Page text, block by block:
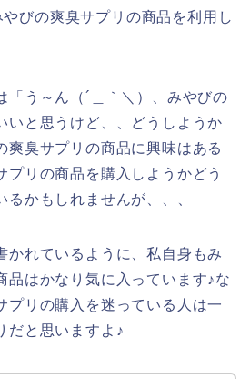
びの爽臭サプリの商品を利用し
「う～ん（´＿｀＼）、みやびの
いと思うけど、、どうしようか
爽臭サプリの商品に興味はある
プリの商品を購入しようかどう
かもしれませんが、、、
かれているように、私自身もみ
品はかなり気に入っています♪な
プリの購入を迷っている人は一
だと思いますよ♪